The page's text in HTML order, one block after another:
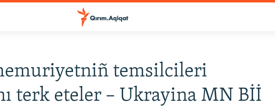
temsilcileri
terk eteler – Ukrayina MN Bİİ